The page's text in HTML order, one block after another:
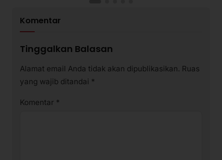
Komentar
Tinggalkan Balasan
Alamat email Anda tidak akan dipublikasikan. Ruas
yang wajib ditandai *
Komentar *